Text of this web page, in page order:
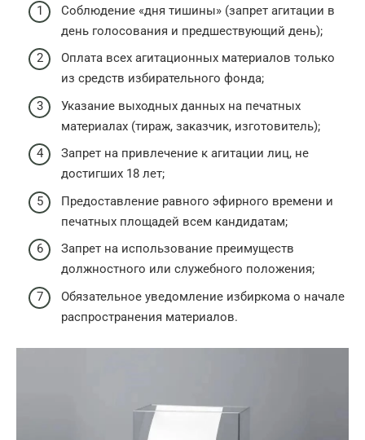
Соблюдение «дня тишины» (запрет агитации в
день голосования и предшествующий день);
Оплата всех агитационных материалов только
из средств избирательного фонда;
Указание выходных данных на печатных
материалах (тираж, заказчик, изготовитель);
Запрет на привлечение к агитации лиц, не
достигших 18 лет;
Предоставление равного эфирного времени и
печатных площадей всем кандидатам;
Запрет на использование преимуществ
должностного или служебного положения;
Обязательное уведомление избиркома о начале
распространения материалов.